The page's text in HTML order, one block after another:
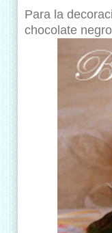
Para la
chocolate